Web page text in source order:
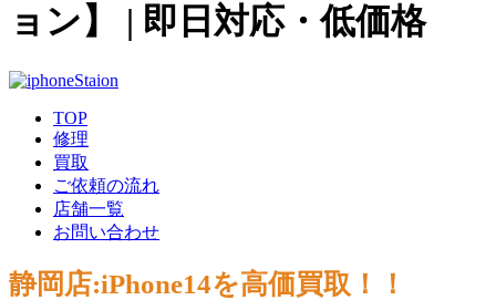
ョン】 | 即日対応・低価格
TOP
修理
買取
ご依頼の流れ
店舗一覧
お問い合わせ
静岡店:iPhone14を高価買取！！